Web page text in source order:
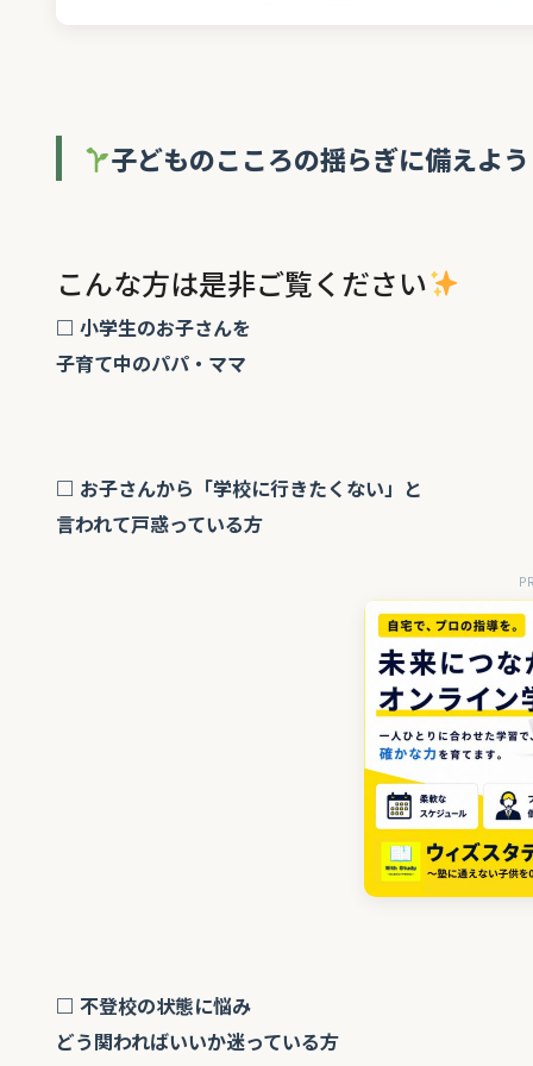
子どものこころの揺らぎに備えよ
こんな方は是非ご覧ください
□ 小学生のお子さんを
子育て中のパパ・ママ
□ お子さんから「学校に行きたくない」と
言われて戸惑っている方
□ 不登校の状態に悩み
どう関わればいいか迷っている方